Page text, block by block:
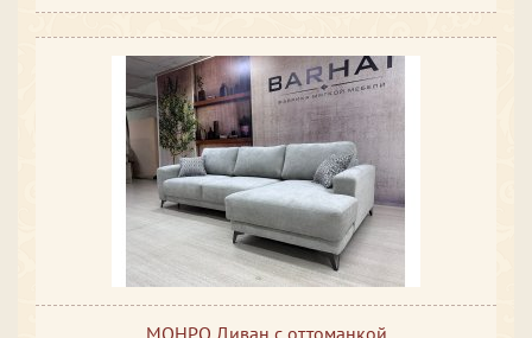
МОНРО Диван с оттоманкой